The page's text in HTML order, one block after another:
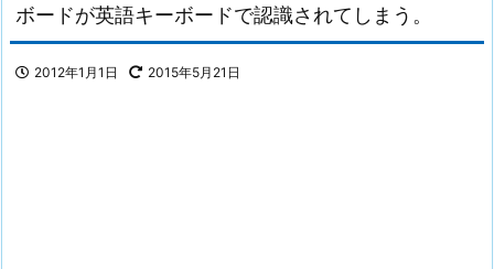
ボードが英語キーボードで認識されてしまう。
2012年1月1日 2015年5月21日